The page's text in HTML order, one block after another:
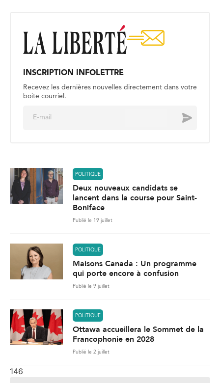
INSCRIPTION INFOLETTRE
Recevez les dernières nouvelles directement dans votre
boite courriel.
Envoyer
POLITIQUE
Deux nouveaux candidats se
lancent dans la course pour Saint-
Boniface
Publié le 19 juillet
POLITIQUE
Maisons Canada : Un programme
qui porte encore à confusion
Publié le 9 juillet
POLITIQUE
Ottawa accueillera le Sommet de la
Francophonie en 2028
Publié le 2 juillet
146